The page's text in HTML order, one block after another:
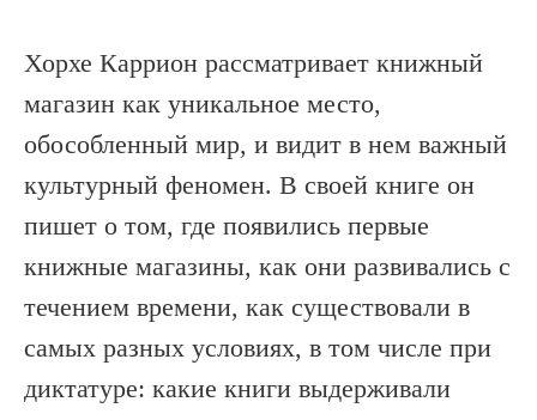
Хорхе Каррион рассматривает книжный
магазин как уникальное место,
обособленный мир, и видит в нем важный
культурный феномен. В своей книге он
пишет о том, где появились первые
книжные магазины, как они развивались с
течением времени, как существовали в
самых разных условиях, в том числе при
диктатуре: какие книги выдерживали